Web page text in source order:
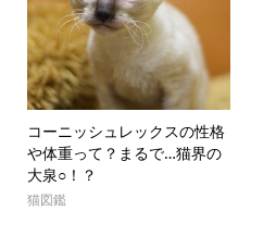
コーニッシュレックスの性格
や体重って？まるで…猫界の
大泉○！？
猫図鑑